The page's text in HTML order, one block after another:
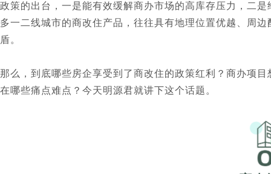
政策的出台，一是能有效缓解商办市场的高库存压力，二
多一二线城市的商改住产品，往往具有地理位置优越、周
盾。
那么，到底哪些房企享受到了商改住的政策红利？商办项
在哪些痛点难点？今天明源君就讲下这个话题。